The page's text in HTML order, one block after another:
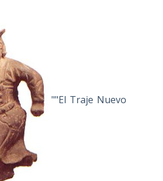
""El Traje Nuevo